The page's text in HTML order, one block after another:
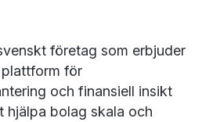
företag som erbjuder
för
och finansiell insikt
hjälpa bolag skala och